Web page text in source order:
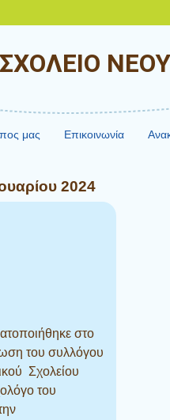
μας Επικοινωνία
2024
στο
του συλλόγου
Σχολείου
του